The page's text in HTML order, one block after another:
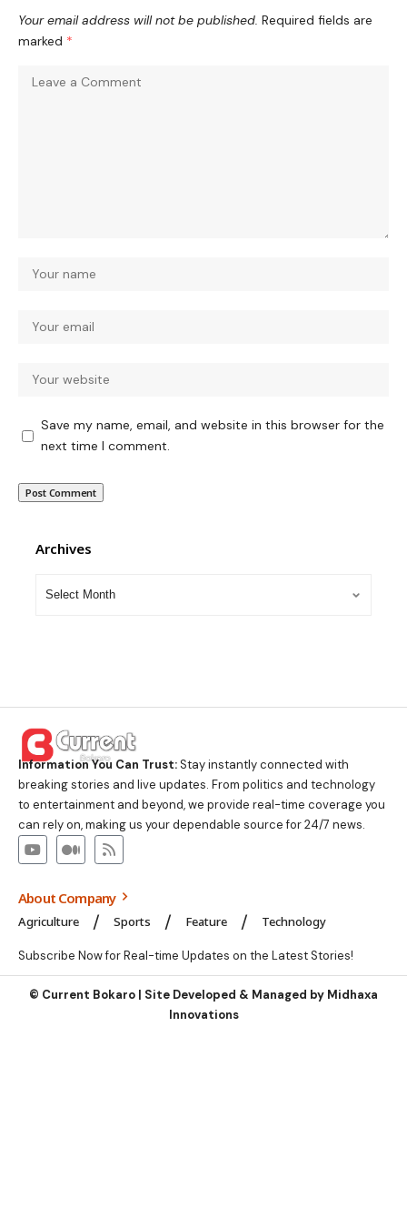
Your email address will not be published. Required fields are
marked *
Save my name, email, and website in this browser for the
next time I comment.
Archives
Information You Can Trust:Stay instantly connected with
breaking stories and live updates. From politics and technology
to entertainment and beyond, we provide real-time coverage you
can rely on, making us your dependable source for 24/7 news.
About Company
Agriculture Sports Feature Technology
Subscribe Now for Real-time Updates on the Latest Stories!
© Current Bokaro | Site Developed & Managed by Midhaxa
Innovations